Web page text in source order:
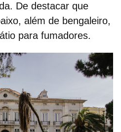
De destacar que
além de bengaleiro,
para fumadores.